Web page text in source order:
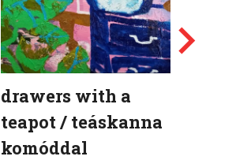
drawers with a
teapot / teáskanna
komóddal